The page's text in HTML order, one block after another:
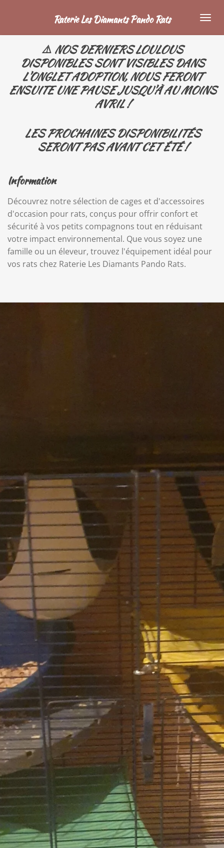
contenu
Raterie Les Diamants Pando Rats
⚠️ NOS DERNIERS LOULOUS
DISPONIBLES SONT VISIBLES DANS
L'ONGLET ADOPTION, NOUS FERONT
ENSUITE UNE PAUSE JUSQU'À AU MOINS
AVRIL !
LES PROCHAINES DISPONIBILITÉS
SERONT PAS AVANT CET ÉTÉ !
Information
Découvrez notre sélection de cages et d'accessoires
d'occasion pour rats, conçus pour offrir confort et
sécurité à vos petits compagnons tout en réduisant
votre impact environnemental. Que vous soyez une
famille ou un éleveur, trouvez l'équipement idéal pour
vos rats chez Raterie Les Diamants Pando Rats.